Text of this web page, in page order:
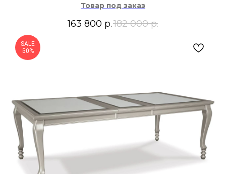
Товар под заказ
163 800 р.182 000 р.
SALE
50%